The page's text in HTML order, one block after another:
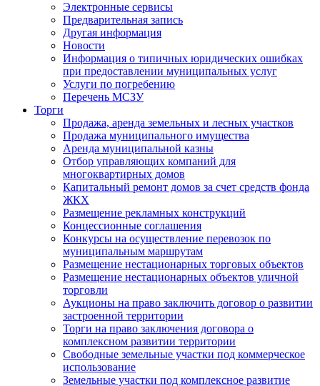
Электронные сервисы
Предварительная запись
Другая информация
Новости
Информация о типичных юридических ошибках
при предоставлении муниципальных услуг
Услуги по погребению
Перечень МСЗУ
Торги
Продажа, аренда земельных и лесных участков
Продажа муниципального имущества
Аренда муниципальной казны
Отбор управляющих компаний для
многоквартирных домов
Капитальный ремонт домов за счет средств фонда
ЖКХ
Размещение рекламных конструкций
Концессионные соглашения
Конкурсы на осуществление перевозок по
муниципальным маршрутам
Размещение нестационарных торговых объектов
Размещение нестационарных объектов уличной
торговли
Аукционы на право заключить договор о развитии
застроенной территории
Торги на право заключения договора о
комплексном развитии территории
Свободные земельные участки под коммерческое
использование
Земельные участки под комплексное развитие